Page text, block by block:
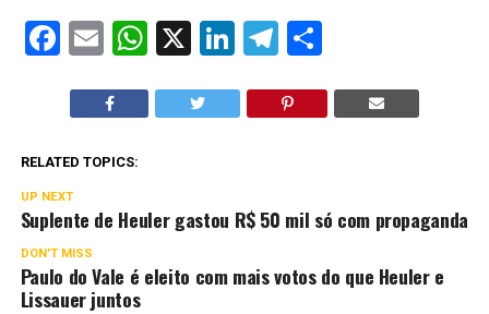
Facebook
EmailWhatsApp
X LinkedIn
Telegram
Share
RELATED TOPICS:
UP NEXT
Suplente de Heuler gastou R$ 50 mil só com propaganda
DON'T MISS
Paulo do Vale é eleito com mais votos do que Heuler e
Lissauer juntos